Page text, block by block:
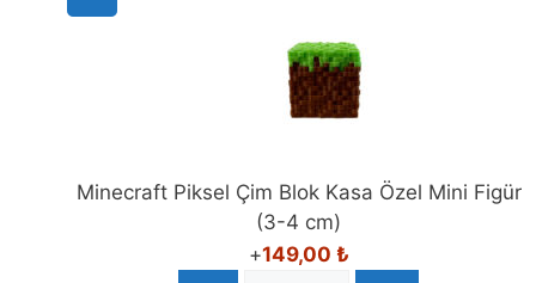
Minecraft Piksel Çim Blok Kasa Özel Mini Figür
(3-4 cm)
+149,00 ₺